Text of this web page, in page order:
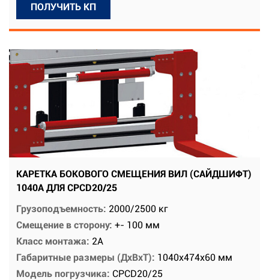
ПОЛУЧИТЬ КП
КАРЕТКА БОКОВОГО СМЕЩЕНИЯ ВИЛ (САЙДШИФТ)
1040A ДЛЯ CPCD20/25
Грузоподъемность: 2000/2500 кг
Смещение в сторону: +- 100 мм
Класс монтажа: 2А
Габаритные размеры (ДхВхТ): 1040х474х60 мм
Модель погрузчика: CPCD20/25